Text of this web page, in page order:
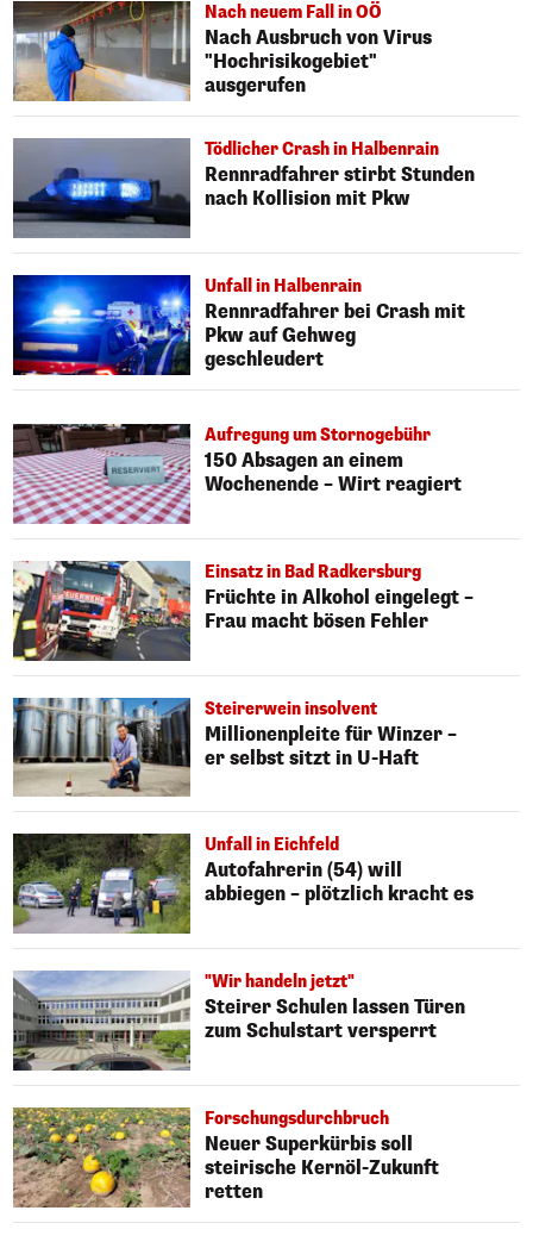
Nach neuem Fall in OÖ
Nach Ausbruch von Virus
"Hochrisikogebiet"
ausgerufen
Tödlicher Crash in Halbenrain
Rennradfahrer stirbt Stunden
nach Kollision mit Pkw
Unfall in Halbenrain
Rennradfahrer bei Crash mit
Pkw auf Gehweg
geschleudert
Aufregung um Stornogebühr
150 Absagen an einem
Wochenende – Wirt reagiert
Einsatz in Bad Radkersburg
Früchte in Alkohol eingelegt –
Frau macht bösen Fehler
Steirerwein insolvent
Millionenpleite für Winzer –
er selbst sitzt in U-Haft
Unfall in Eichfeld
Autofahrerin (54) will
abbiegen – plötzlich kracht es
"Wir handeln jetzt"
Steirer Schulen lassen Türen
zum Schulstart versperrt
Forschungsdurchbruch
Neuer Superkürbis soll
steirische Kernöl-Zukunft
retten